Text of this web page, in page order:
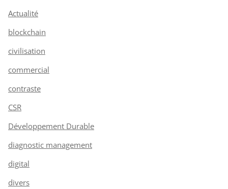
Actualité
blockchain
civilisation
commercial
contraste
CSR
Développement Durable
diagnostic management
digital
divers